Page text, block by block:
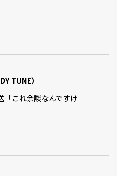
TUNE）
「これ余談なんですけ